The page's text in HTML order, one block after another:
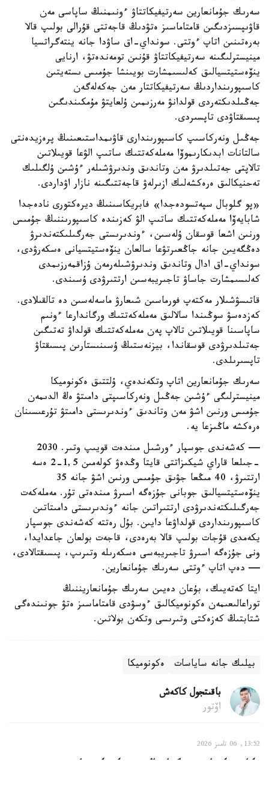
سەرىك جۇمانعارين سەرتيفيكاتتاۋ ءونىمنىڭ ساپاسى مەن
قاۋىپسىزدىگىن قامتاماسىز ەتۋدىڭ قاجەتتى قۇرالى بولىپ قالا
بەرەتىنىن اتاپ ءوتتى. سونداي-اق ساۋدا جانە ينتەگراتسيا
مينيسترلىگىنە سەرتيفيكاتتاۋ قۇنىن تومەندەتۋ، ارنايى
ينۆەستيتسيالىق كەلىسىمشارت بويىنشا جۇمىس ىستەيتىن
كاسىپورىنداردىڭ سەرتيفيكاتتار مەن جەكەلەگەن
جەڭىلدىكتەردى قولدانۋ مەرزىمىن ۇلعايتۋ مۇمكىندىگىن
پىسىقتاۋدى تاپسىردى.
جەڭىل ونەركاسىپ كاسىپورىندارى قاۋىمداستىعىنىڭ پرەزيدەنتى
سالتانات ابدىكارىموۆا مەملەكەتتىك ساتىپ الۋعا قويىلاتىن
تالاپتى جەتىلدىرۋ مەن وتاندىق وندىرۋشىلەر ءۇشىن ۇلگىلىك
تەحنيكالىق ەرەكشەلىك ازىرلەۋ قاجەتتىگىنە نازار اۋداردى.
«پو گلوبال سپەتسودەجدا» فابريكاسىنىڭ ديرەكتورى نادەجدا
شابايەۆا مەملەكەتتىك ساتىپ الۋ كەزىندە كاسىپورىننىڭ جۇمىس
ورنىن اشعا قوسقان ۇلەسىن، ءوندىرىستى جەرگىلىكتەندىرۋ
دەڭگەيىن جانە جاڭعىرتۋعا سالعان ينۆەستيتسيانى ەسكەرۋدى،
سونداي-اق ادال وتاندىق وندىرۋشىلەرمەن ۇزاقمەرزىمدى
كەلىسىمشارت جاساۋ تاجىريبەسىن ارتتىرۋدى ۇسىندى.
قاتىسۋشىلار مەكتەپ فورماسىن شىعارۋ ماسەلەسىن دە تالقىلادى.
كەزدەسۋ سوڭىندا سالالىق مەملەكەتتىك ورگاندارعا ءونىم
ساپاسىنا قويىلاتىن تالاپ پەن مەملەكەتتىك قولداۋ تەتىگىن
جەتىلدىرۋدى قوسقاندا، بيزنەستىڭ ۇسىنىستارىن پىسىقتاۋ
تاپسىرىلدى.
سەرىك جۇمانعارين اتاپ وتكەندەي، ۇلتتىق ەكونوميكا
مينيسترلىگى ءۇشىن جەڭىل ونەركاسىپتى دامىتۋ ەڭ الدىمەن
جۇمىس ورنىن اشۋ مەن وتاندىق ءوندىرىستى دامىتۋ تۇرعىسىنان
ەرەكشە ماڭىزعا يە.
— كەشەندى جوسپار ءورشىل مىندەت قويىپ وتىر. 2030
-جىلعا قاراي شيكىزاتتى قايتا وڭدەۋ كولەمىن 1,5-2 ەسە
ارتتىرۋ، 40 مىڭعا جۋىق جۇمىس ورنىن اشۋ جانە 35
ينۆەستيتسيالىق جوبانى جۇزەگە اسىرۋ مىندەتى تۇر. مەملەكەت
جەرگىلىكتەندىرۋدى ارتتىراتىن جانە ءوندىرىستى دامىتاتىن
كاسىپورىنداردى قولداۋعا دايىن. بۇل رەتتە كەشەندى جوسپار
يكەمدى قۇجات بولىپ قالا بەرەدى، قاجەت بولعان جاعدايدا،
ونى جۇزەگە اسىرۋ تاجىريبەسى ەسكەرىلە وتىرىپ، پىسىقتالادى،
— دەپ اتاپ ءوتتى سەرىك جۇمانعارين.
ايتا كەتەيىك، بۇعان دەيىن سەرىك جۇمانعاريننىڭ
توراعالىعىمەن ەكونوميكالىق ءوسۋدى قامتاماسىز ەتۋ جونىندەگى
شتابتىڭ كەزەكتى وتىرىسى وتكەن بولاتىن.
بيلىك جانە ساياسات ەكونوميكا
باقىتجول كاكەش
اۆتور
13:52, 06 تامىز 2026